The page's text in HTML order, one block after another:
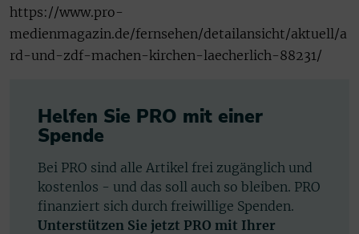
https://www.pro-
medienmagazin.de/fernsehen/detailansicht/aktuell/a
rd-und-zdf-machen-kirchen-laecherlich-88231/
Helfen Sie PRO mit einer
Spende
Bei PRO sind alle Artikel frei zugänglich und
kostenlos - und das soll auch so bleiben. PRO
finanziert sich durch freiwillige Spenden.
Unterstützen Sie jetzt PRO mit Ihrer